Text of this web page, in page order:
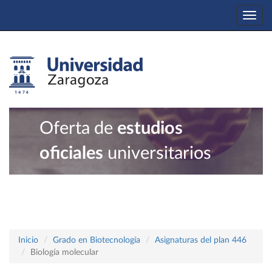
Oferta de estudios
oficiales universitarios
Inicio Grado en Biotecnología
Asignaturas del plan 446
Biología molecular